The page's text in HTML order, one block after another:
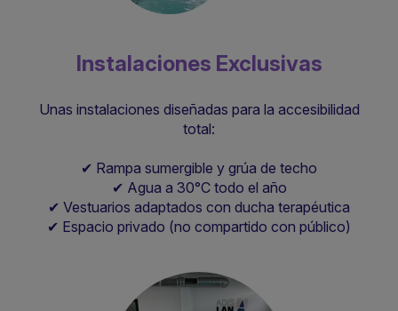
Instalaciones Exclusivas
Unas instalaciones diseñadas para la accesibilidad
total:
✔ Rampa sumergible y grúa de techo
✔ Agua a 30°C todo el año
✔ Vestuarios adaptados con ducha terapéutica
✔ Espacio privado (no compartido con público)